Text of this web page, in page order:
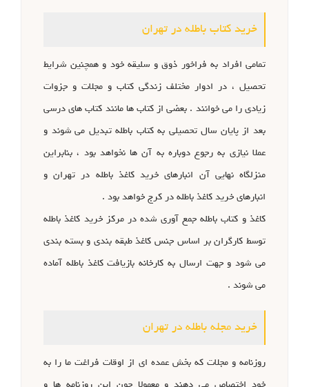
خرید کتاب باطله در تهران
تمامی افراد به فراخور ذوق و سلیقه خود و همچنین شرایط
تحصیل ، در ادوار مختلف زندگی کتاب و مجلات و جزوات
زیادی را می خوانند . بعضی از کتاب ها مانند کتاب های درسی
بعد از پایان سال تحصیلی به کتاب باطله تبدیل می شوند و
عملا نیازی به رجوع دوباره به آن ها نخواهد بود ، بنابراین
منزلگاه نهایی آن انبارهای خرید کاغذ باطله در تهران و
انبارهای خرید کاغذ باطله در کرج خواهد بود .
کاغذ و کتاب باطله جمع آوری شده در مرکز خرید کاغذ باطله
توسط کارگران بر اساس جنس کاغذ طبقه بندی و بسته بندی
می شود و جهت ارسال به کارخانه بازیافت کاغذ باطله آماده
می شوند .
خرید مجله باطله در تهران
روزنامه و مجلات که بخش عمده ای از اوقات فراغت ما را به